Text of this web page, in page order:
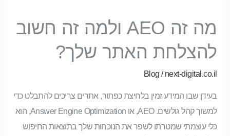
מה זה AEO ולמה זה חשוב
להצלחת האתר שלך?
Blog /next-digital.co.il
בעידן שבו המידע זמין בלחיצת כפתור, אתרים צריכים להתבלט כדי
למשוך קהל גולשים. AEO, או Answer Engine Optimization, הוא
כלי עוצמתי שמטרתו לשפר את הנוכחות שלך בתוצאות החיפוש